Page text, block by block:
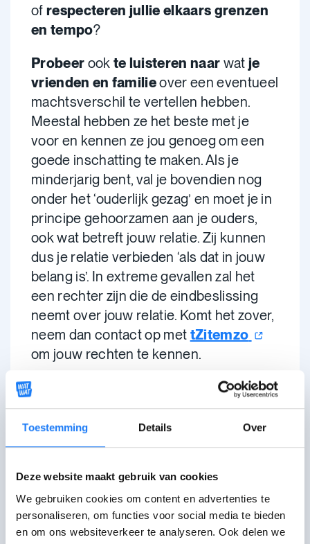
Toestemming Details Over
Deze website maakt gebruik van cookies
We gebruiken cookies om content en advertenties te
personaliseren, om functies voor social media te bieden
en om ons websiteverkeer te analyseren. Ook delen we
of respecteren jullie elkaars grenzen
en tempo?
Probeer ook te luisteren naar wat je
vrienden en familieover een eventueel
machtsverschil te vertellen hebben.
Meestal hebben ze het beste met je
voor en kennen ze jou genoeg om een
goede inschatting te maken. Als je
minderjarig bent, val je bovendien nog
onder het ‘ouderlijk gezag’ en moet je in
principe gehoorzamen aan je ouders,
ook wat betreft jouw relatie. Zij kunnen
dus je relatie verbieden ‘als dat in jouw
belang is’. In extreme gevallen zal het
een rechter zijn die de eindbeslissing
neemt over jouw relatie. Komt het zover,
neem dan contact op met tZitemzo
om jouw rechten te kennen.
Soms kies je er
ondanks afkeuringvan
vrienden en ouders toch voorom een
relatie te hebben of verder te zetten,
en slaag je erin een respectvolle relatie
leeftijdsverschil. Dat is niet gemakkelijk.
In het beste geval geven jouw ouders of
vrienden nadien toe dat ze fout zaten en